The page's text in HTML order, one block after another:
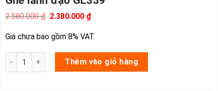
2.580.000₫ Giá
là:
2.580.000 ₫.
2.380.000 ₫Giá
hiện
tại
là:
Giá chưa bao gồm 8% VAT
Ghế lãnh đạo GL359 số lượngThêm vào giỏ hàng